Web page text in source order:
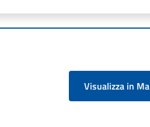
Visualizza in